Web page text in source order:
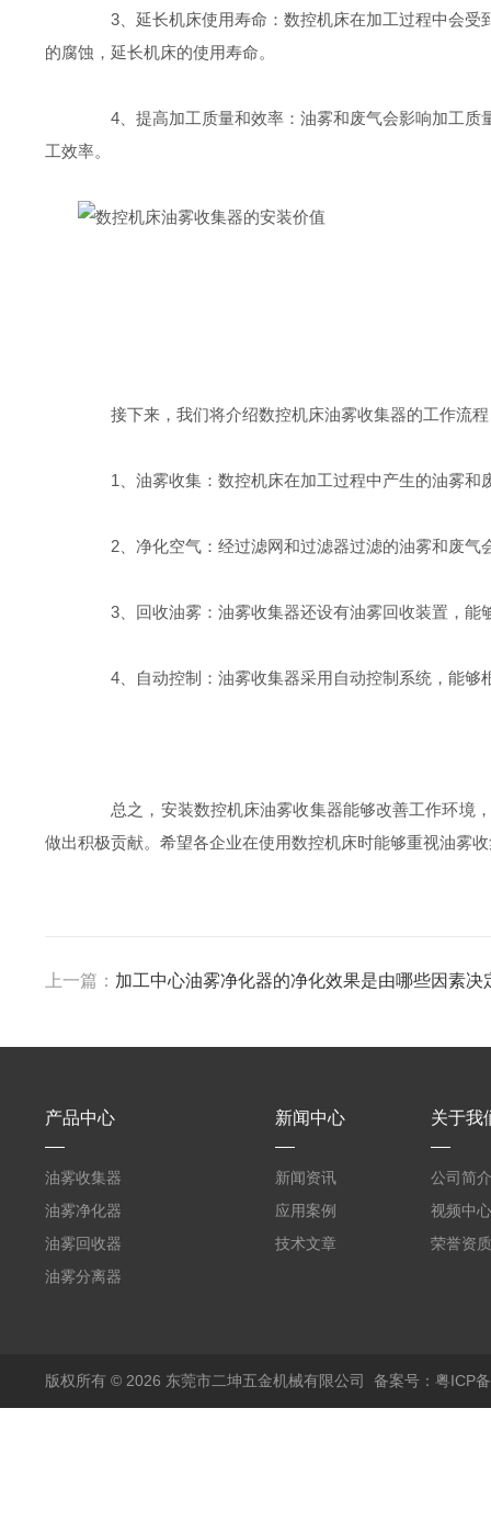
3、延长机床使用寿命：数控机床在加工过程中会受
的腐蚀，延长机床的使用寿命。
4、提高加工质量和效率：油雾和废气会影响加工质
工效率。
接下来，我们将介绍数控机床油雾收集器的工作流程
1、油雾收集：数控机床在加工过程中产生的油雾和
2、净化空气：经过滤网和过滤器过滤的油雾和废气
3、回收油雾：油雾收集器还设有油雾回收装置，能
4、自动控制：油雾收集器采用自动控制系统，能够
总之，安装数控机床油雾收集器能够改善工作环境，
做出积极贡献。希望各企业在使用数控机床时能够重视油雾
上一篇： 加工中心油雾净化器的净化效果是由哪些因素决
产品中心
油雾收集器
油雾净化器
油雾回收器
油雾分离器
新闻中心
新闻资讯
应用案例
技术文章
关于我
公司简介
视频中心
荣誉资质
版权所有 © 2026 东莞市二坤五金机械有限公司 备案号：粤ICP